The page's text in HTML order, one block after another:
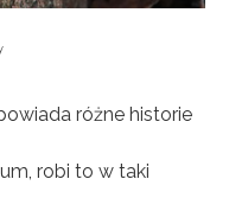
różne historie
robi to w taki